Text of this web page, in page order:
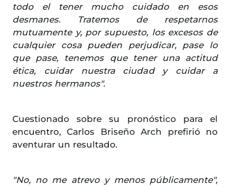
todo el tener mucho cuidado en esos
desmanes. Tratemos de respetarnos
mutuamente y, por supuesto, los excesos de
cualquier cosa pueden perjudicar, pase lo
que pase, tenemos que tener una actitud
ética, cuidar nuestra ciudad y cuidar a
nuestros hermanos".
Cuestionado sobre su pronóstico para el
encuentro, Carlos Briseño Arch prefirió no
aventurar un resultado.
"No, no me atrevo y menos públicamente",